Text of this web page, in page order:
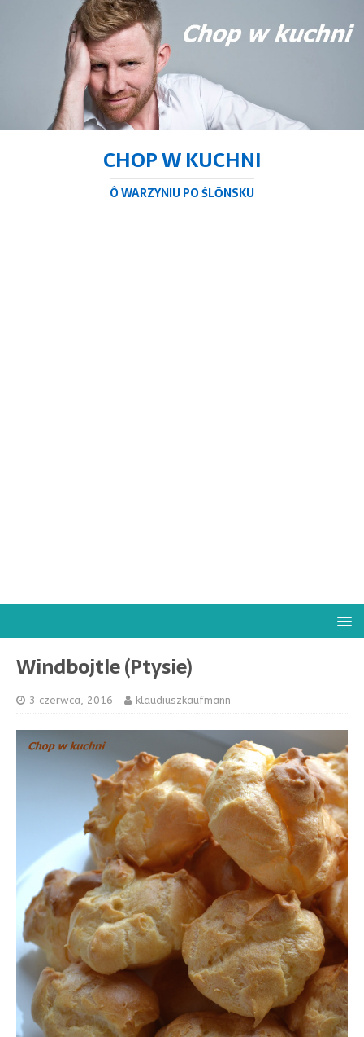
CHOP W KUCHNI
Ô WARZYNIU PO ŚLŌNSKU
Windbojtle (Ptysie)
3 czerwca, 2016 klaudiuszkaufmann